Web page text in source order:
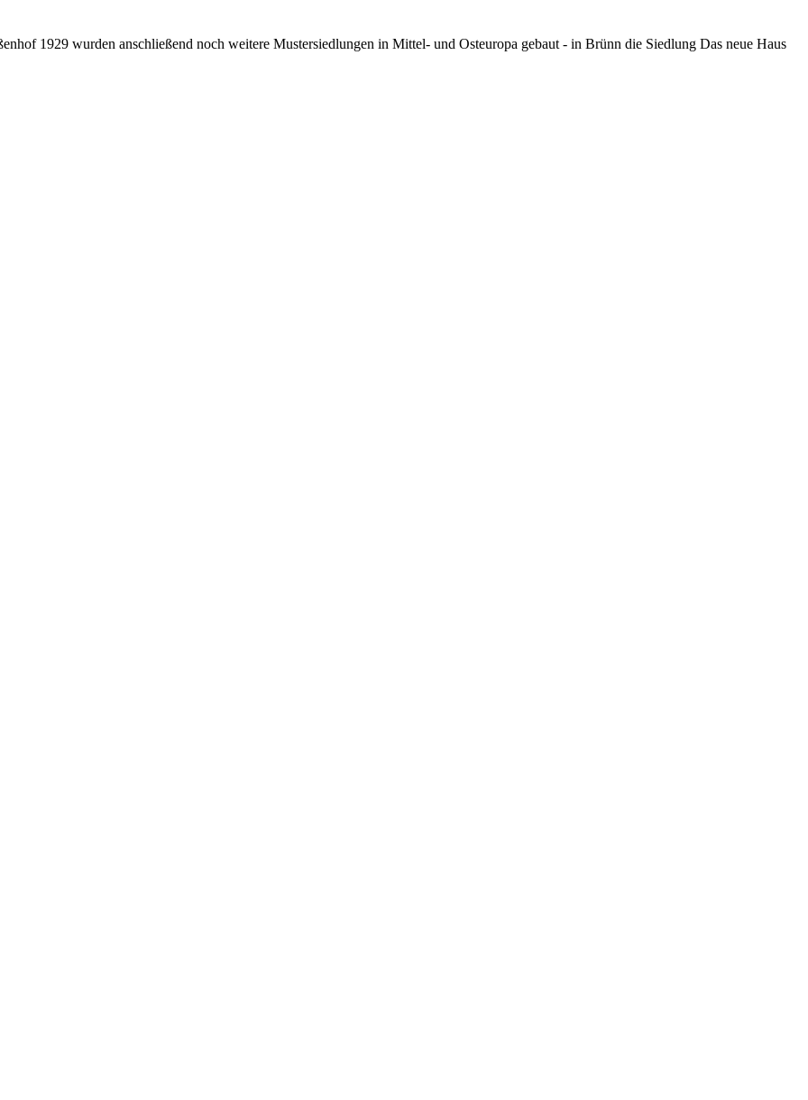
1929 wurden anschließend noch weitere Mustersiedlungen in Mittel- und Osteuropa gebaut - in Brünn die Siedlung Das neue Haus